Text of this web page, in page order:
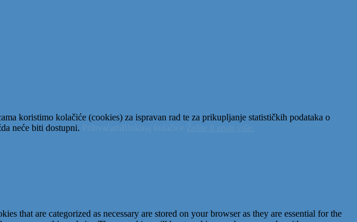
koristimo kolačiće (cookies) za ispravan rad te za prikupljanje statističkih podataka o
neće biti dostupni.
that are categorized as necessary are stored on your browser as they are essential for the